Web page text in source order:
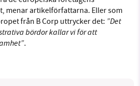
menar artikelförfattarna. Eller som
från B Corp uttrycker det: ”Det
bördor kallar vi för att
.